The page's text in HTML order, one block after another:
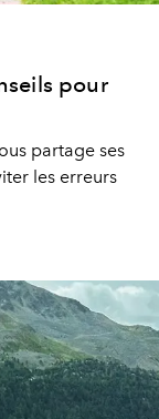
pour
partage ses
les erreurs